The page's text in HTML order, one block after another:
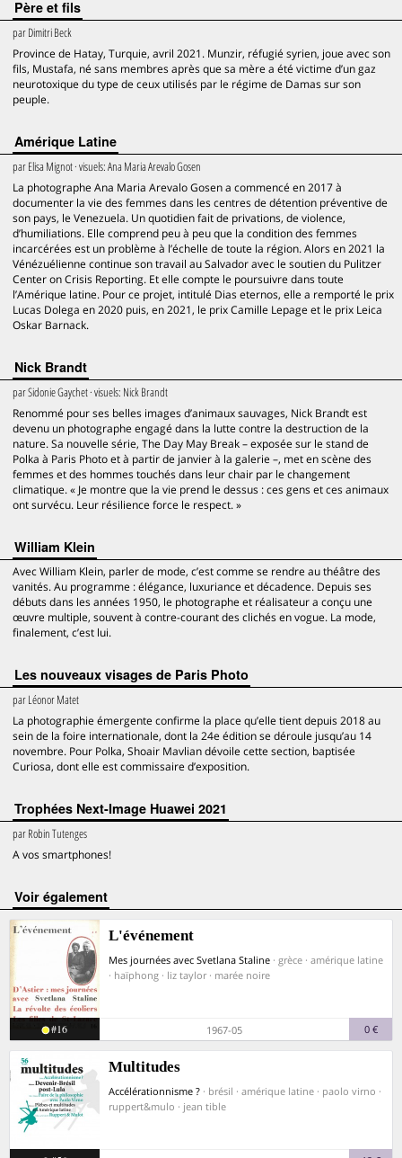
Père et fils
parDimitri Beck
Province de Hatay, Turquie, avril 2021. Munzir, réfugié syrien, joue avec son
fils, Mustafa, né sans membres après que sa mère a été victime d’un gaz
neurotoxique du type de ceux utilisés par le régime de Damas sur son
peuple.
Amérique Latine
parElisa Mignot· visuels:Ana Maria Arevalo Gosen
La photographe Ana Maria Arevalo Gosen a commencé en 2017 à
documenter la vie des femmes dans les centres de détention préventive de
son pays, le Venezuela. Un quotidien fait de privations, de violence,
d’humiliations. Elle comprend peu à peu que la condition des femmes
incarcérées est un problème à l’échelle de toute la région. Alors en 2021 la
Vénézuélienne continue son travail au Salvador avec le soutien du Pulitzer
Center on Crisis Reporting. Et elle compte le poursuivre dans toute
l’Amérique latine. Pour ce projet, intitulé Dias eternos, elle a remporté le prix
Lucas Dolega en 2020 puis, en 2021, le prix Camille Lepage et le prix Leica
Oskar Barnack.
Nick Brandt
parSidonie Gaychet· visuels: Nick Brandt
Renommé pour ses belles images d’animaux sauvages, Nick Brandt est
devenu un photographe engagé dans la lutte contre la destruction de la
nature. Sa nouvelle série, The Day May Break – exposée sur le stand de
Polka à Paris Photo et à partir de janvier à la galerie –, met en scène des
femmes et des hommes touchés dans leur chair par le changement
climatique. « Je montre que la vie prend le dessus : ces gens et ces animaux
ont survécu. Leur résilience force le respect. »
William Klein
Avec William Klein, parler de mode, c’est comme se rendre au théâtre des
vanités. Au programme : élégance, luxuriance et décadence. Depuis ses
débuts dans les années 1950, le photographe et réalisateur a conçu une
œuvre multiple, souvent à contre-courant des clichés en vogue. La mode,
finalement, c’est lui.
Les nouveaux visages de Paris Photo
parLéonor Matet
La photographie émergente confirme la place qu’elle tient depuis 2018 au
sein de la foire internationale, dont la 24e édition se déroule jusqu’au 14
novembre. Pour Polka, Shoair Mavlian dévoile cette section, baptisée
Curiosa, dont elle est commissaire d’exposition.
Trophées Next-Image Huawei 2021
parRobin Tutenges
A vos smartphones!
voir également
L'événement
Mes journées avec Svetlana Staline · grèce · amérique latine
· haïphong · liz taylor · marée noire
#16 1967-05 0 €
Multitudes
Accélérationnisme ? · brésil · amérique latine · paolo virno ·
ruppert&mulo · jean tible